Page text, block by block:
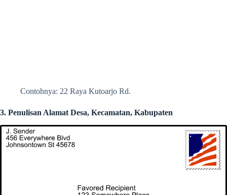
Contohnya: 22 Raya Kutoarjo Rd.
3. Penulisan Alamat Desa, Kecamatan, Kabupaten